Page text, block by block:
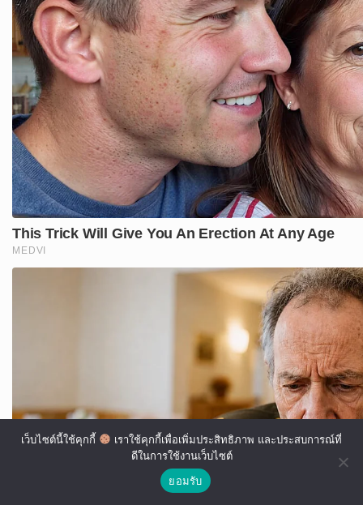
เว็บไซต์นี้ใช้คุกกี้
เราใช้คุกกี้เพื่อเพิ่มประสิทธิภาพ และประสบการณ์ที่
ดีในการใช้งานเว็บไซต์
ยอมรับ